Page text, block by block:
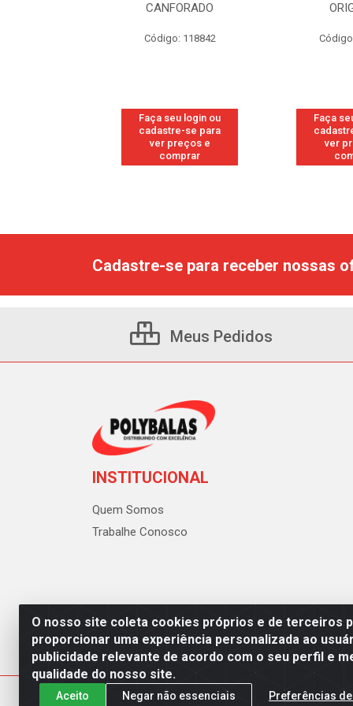
CANFORADO
Código: 118842
Faça seu login ou
cadastre-se para
ver preços e
comprar
Faça
ver
O nosso site coleta cookies próprios e de terceiros
proporcionar uma experiência personalizada ao
publicidade relevante de acordo com o seu perfil e
qualidade do nosso site.
Aceito Negar não essenciais Preferências
Cadastre-se para receber nossas
Meus Pedidos
INSTITUCIONAL
Quem Somos
Trabalhe Conosco
Polybalas - Rua João Miguel